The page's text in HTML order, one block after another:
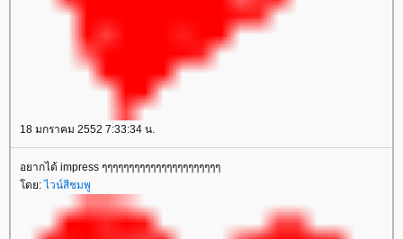
18 มกราคม 2552 7:33:34 น.
อยากได้ impress ๆๆๆๆๆๆๆๆๆๆๆๆๆๆๆๆๆๆๆๆๆๆ
ดย: ไวน์สีชมพู